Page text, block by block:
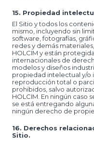
15. Propiedad
El Sitio y todos los
mismo, incluyendo sin
software, fotografías,
redes y demás
HOLCIM y están
internacionales de
modelos y diseños
propiedad intelectual y/o
reproducción total o
prohibidos, salvo
HOLCIM. En ningún
se está entregando
ningún derecho de
16. Derechos
Sitio.